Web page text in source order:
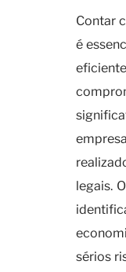
Contar
é
legais.
sérios